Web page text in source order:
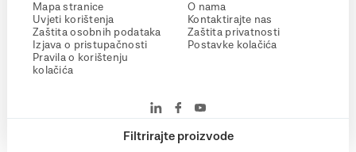
Filtrirajte proizvode
Mapa stranice
Uvjeti korištenja
Zaštita osobnih podataka
Izjava o pristupačnosti
Pravila o korištenju
kolačića
O nama
Kontaktirajte nas
Zaštita privatnosti
Postavke kolačića